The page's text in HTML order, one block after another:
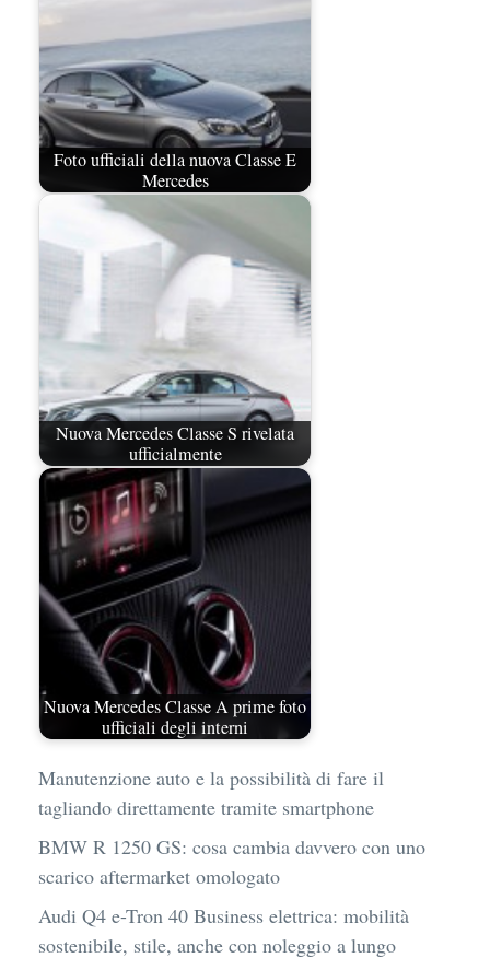
Foto ufficiali della nuova Classe E
Mercedes
Nuova Mercedes Classe S rivelata
ufficialmente
Nuova Mercedes Classe A prime foto
ufficiali degli interni
Manutenzione auto e la possibilità di fare il
tagliando direttamente tramite smartphone
BMW R 1250 GS: cosa cambia davvero con uno
scarico aftermarket omologato
Audi Q4 e-Tron 40 Business elettrica: mobilità
sostenibile, stile, anche con noleggio a lungo